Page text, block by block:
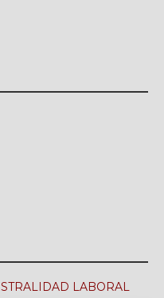
LABORAL